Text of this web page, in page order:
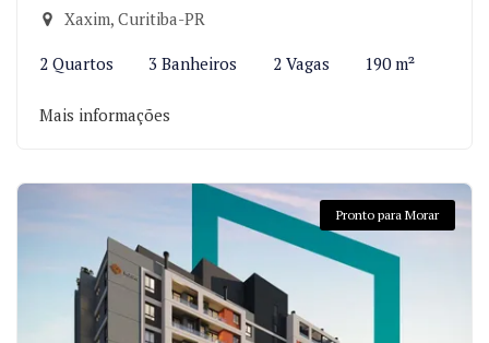
Xaxim, Curitiba-PR
2 Quartos 3 Banheiros 2 Vagas 190 m²
Mais informações
Pronto para Morar